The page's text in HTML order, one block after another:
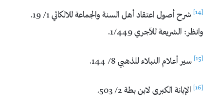
[14]
شرح أصول اعتقاد أهل السنة والجماعة للالكائي 1/ 19.
وانظر: الشريعة للآجري 1/449.
[15] سير أعلام النبلاء للذهبي 8/ 144.
[16] الإبانة الكبرى لابن بطة 2/ 503.